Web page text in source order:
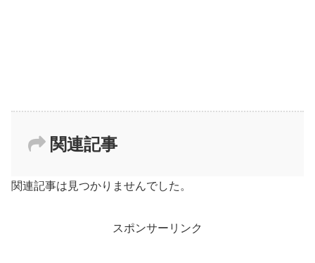
関連記事
関連記事は見つかりませんでした。
スポンサーリンク